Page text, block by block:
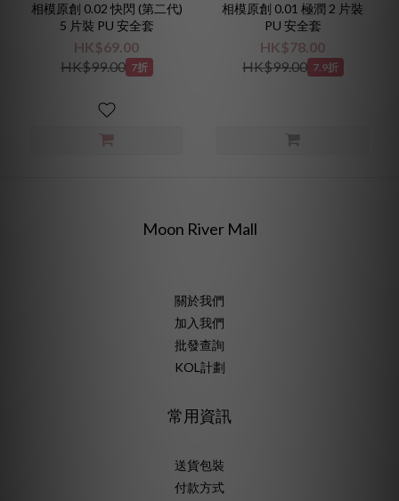
相模原創 0.02 快閃 (第二代)
5 片裝 PU 安全套
HK$69.00
HK$99.00 7折
相模原創 0.01 極潤 2 片裝
PU 安全套
HK$78.00
HK$99.00 7.9折
Moon River Mall
關於我們
加入我們
批發查詢
KOL計劃
常用資訊
送貨包裝
付款方式